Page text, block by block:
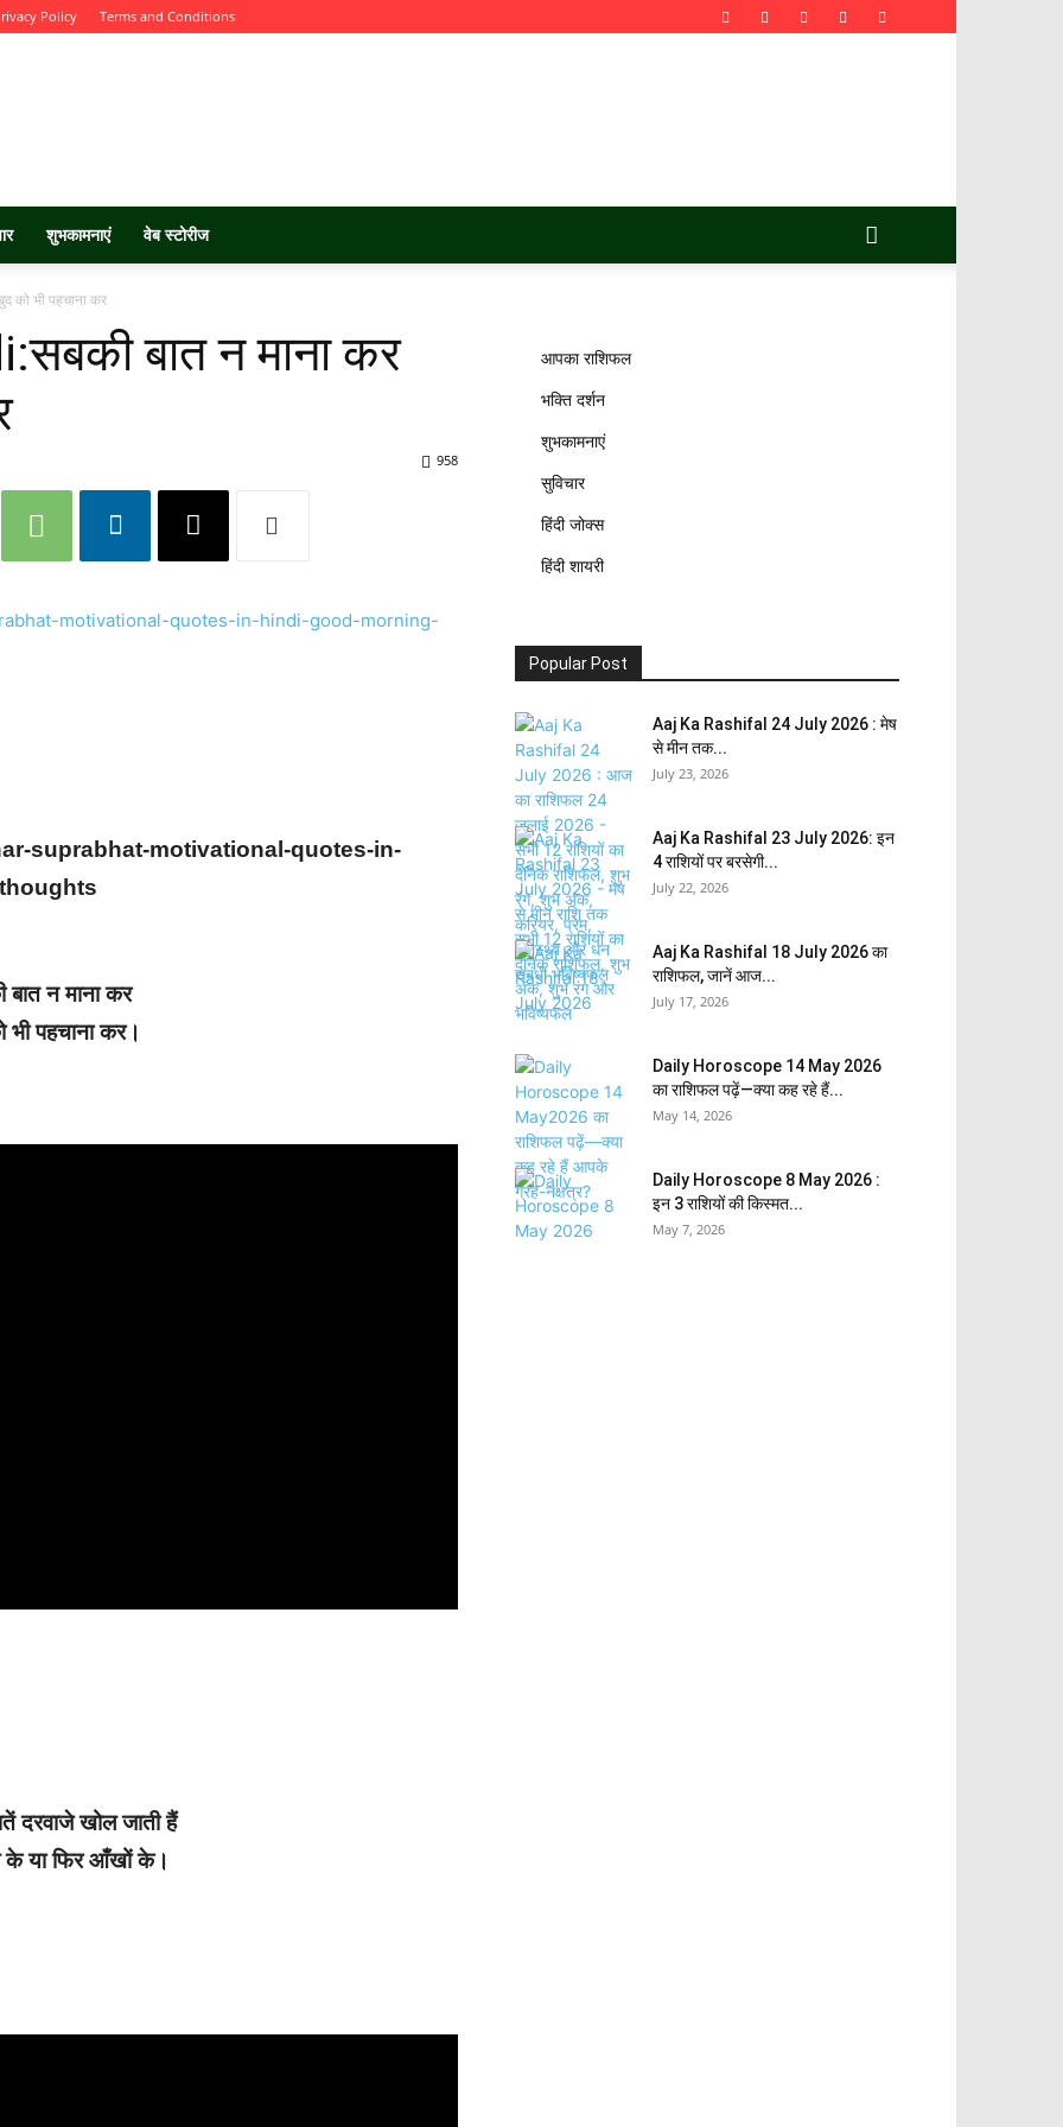
Policy Terms and Conditions
शुभकामनाएं वेब स्टोरीज
को भी पहचाना कर
बात न माना कर
958
suprabhat-motivational-quotes-in-
बात न माना कर
पहचाना कर।
दरवाजे खोल जाती हैं
के या फिर आँखों के।
आपका राशिफल
भक्ति दर्शन
शुभकामनाएं
सुविचार
हिंदी जोक्स
हिंदी शायरी
Popular Post
Aaj Ka Rashifal 24 July 2026 : मेष
से मीन तक...
July 23, 2026
Aaj Ka Rashifal 23 July 2026: इन
4 राशियों पर बरसेगी...
July 22, 2026
Aaj Ka Rashifal 18 July 2026 का
राशिफल, जानें आज...
July 17, 2026
Daily Horoscope 14 May 2026
का राशिफल पढ़ें—क्या कह रहे हैं...
May 14, 2026
Daily Horoscope 8 May 2026 :
इन 3 राशियों की किस्मत...
May 7, 2026